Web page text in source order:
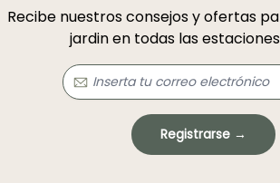
Recibe nuestros consejos y ofertas
jardin en todas las
Registrarse →